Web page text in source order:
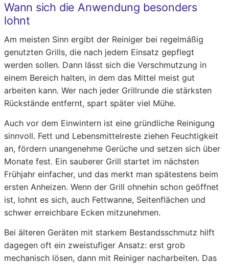
Wann sich die Anwendung besonders
lohnt
Am meisten Sinn ergibt der Reiniger bei regelmäßig
genutzten Grills, die nach jedem Einsatz gepflegt
werden sollen. Dann lässt sich die Verschmutzung in
einem Bereich halten, in dem das Mittel meist gut
arbeiten kann. Wer nach jeder Grillrunde die stärksten
Rückstände entfernt, spart später viel Mühe.
Auch vor dem Einwintern ist eine gründliche Reinigung
sinnvoll. Fett und Lebensmittelreste ziehen Feuchtigkeit
an, fördern unangenehme Gerüche und setzen sich über
Monate fest. Ein sauberer Grill startet im nächsten
Frühjahr einfacher, und das merkt man spätestens beim
ersten Anheizen. Wenn der Grill ohnehin schon geöffnet
ist, lohnt es sich, auch Fettwanne, Seitenflächen und
schwer erreichbare Ecken mitzunehmen.
Bei älteren Geräten mit starkem Bestandsschmutz hilft
dagegen oft ein zweistufiger Ansatz: erst grob
mechanisch lösen, dann mit Reiniger nacharbeiten. Das